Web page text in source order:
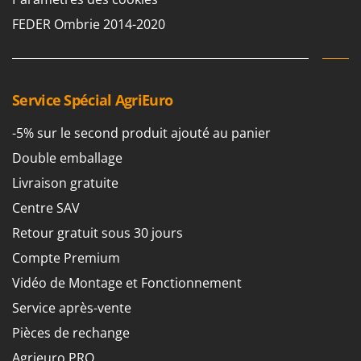
Perches Élagueuses
Pétrins à Spirale
Plateaux de coupe pour tracteur
Plumeuses
Pompes d'irrigation à tracteur
Pompes de transfert
Poussoirs à saucisse
Presses à pellets
Pressoirs à fruits
Pressoirs à Raisin
Francini
G
G3 Ferrari
Garofalo
GeoTech
GeoTech Pro
Gierre
Ginko - MGM
Gipeco
Girmi
GRAEF
Gre
GreenBay
Greenworks
FEDER Ombrie 2014-2020
Service Spécial AgriEuro
-5% sur le second produit ajouté au panier
Double emballage
Livraison gratuite
Centre SAV
Retour gratuit sous 30 jours
Compte Premium
Vidéo de Montage et Fonctionnement
Service après-vente
Pièces de rechange